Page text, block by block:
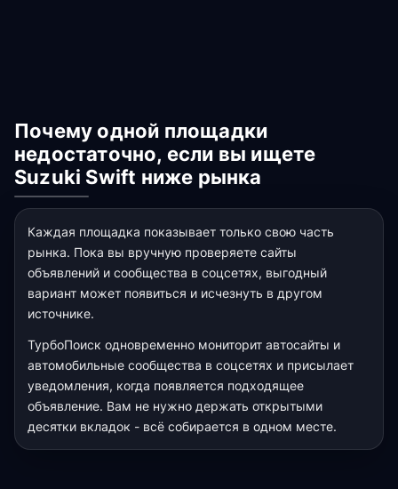
Почему одной площадки
недостаточно, если вы ищете
Suzuki Swift ниже рынка
Каждая площадка показывает только свою часть
рынка. Пока вы вручную проверяете сайты
объявлений и сообщества в соцсетях, выгодный
вариант может появиться и исчезнуть в другом
источнике.
ТурбоПоиск одновременно мониторит автосайты и
автомобильные сообщества в соцсетях и присылает
уведомления, когда появляется подходящее
объявление. Вам не нужно держать открытыми
десятки вкладок - всё собирается в одном месте.